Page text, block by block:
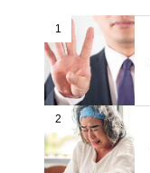
1
2